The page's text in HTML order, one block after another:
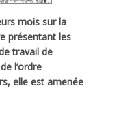
mois sur la
présentant les
travail de
l’ordre
elle est amenée